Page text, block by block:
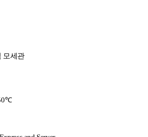
모세관